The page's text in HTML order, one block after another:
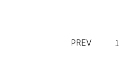
PREV 1